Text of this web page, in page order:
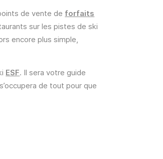
de vente de forfaits
sur les pistes de ski
encore plus simple,
ESF. Il sera votre guide
de tout pour que